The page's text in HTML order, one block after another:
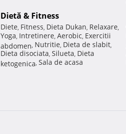
Dietă & Fitness
Diete, Fitness, Dieta Dukan, Relaxare,
Yoga, Intretinere, Aerobic, Exercitii
abdomen, Nutritie, Dieta de slabit,
Dieta disociata, Silueta, Dieta
ketogenica, Sala de acasa